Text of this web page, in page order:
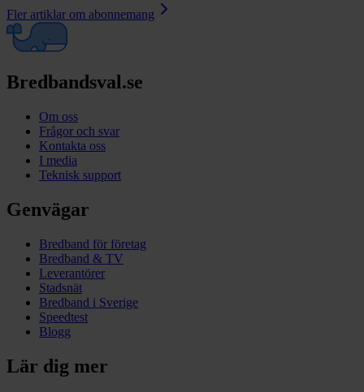
Fler artiklar om abonnemang
Bredbandsval.se
Om oss
Frågor och svar
Kontakta oss
I media
Teknisk support
Genvägar
Bredband för företag
Bredband & TV
Leverantörer
Stadsnät
Bredband i Sverige
Speedtest
Blogg
Lär dig mer